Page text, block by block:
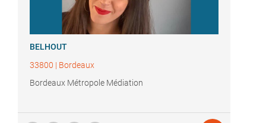
BELHOUT
33800 | Bordeaux
Bordeaux Métropole Médiation